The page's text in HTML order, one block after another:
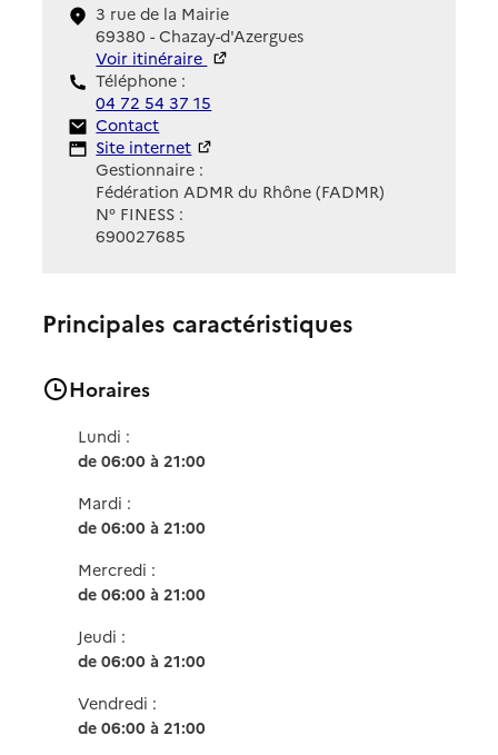
3 rue de la Mairie
69380 - Chazay-d'Azergues
Voir itinéraire
Téléphone :
04 72 54 37 15
Contact
Contact
Site Internet
Site internet
Gestionnaire :
Fédération ADMR du Rhône (FADMR)
N° FINESS :
690027685
Principales caractéristiques
Horaires
Lundi :
de 06:00 à 21:00
Mardi :
de 06:00 à 21:00
Mercredi :
de 06:00 à 21:00
Jeudi :
de 06:00 à 21:00
Vendredi :
de 06:00 à 21:00